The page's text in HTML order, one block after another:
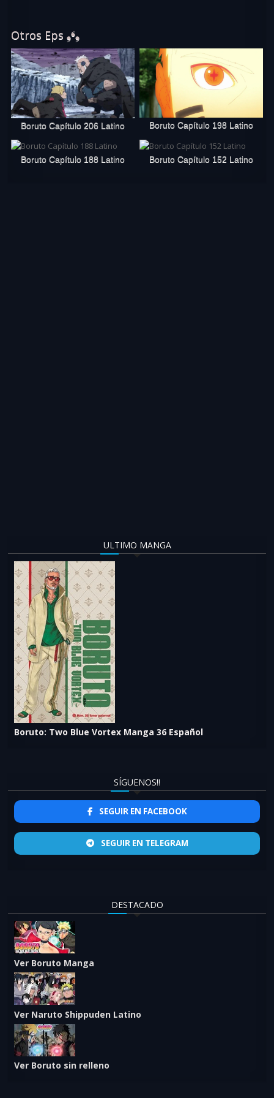
Otros Eps ❟❛❟
Boruto Capítulo 206 Latino Boruto Capítulo 198 Latino
Boruto Capítulo 188 Latino Boruto Capítulo 152 Latino
ULTIMO MANGA
Boruto: Two Blue Vortex Manga 36 Español
SÍGUENOS!!
SEGUIR EN FACEBOOK
SEGUIR EN TELEGRAM
DESTACADO
Ver Boruto Manga
Ver Naruto Shippuden Latino
Ver Boruto sin relleno